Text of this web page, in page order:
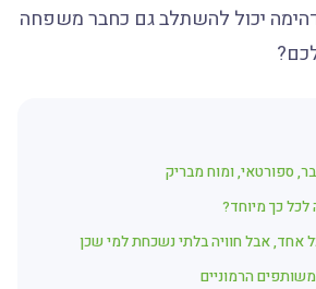
יכול להשתלב גם כחבר משפחה
ספורטאי, ומוח מבריק
כך מיוחד?
אחד, אבל חוויה בלתי נשכחת למי שכן
הרמוניים